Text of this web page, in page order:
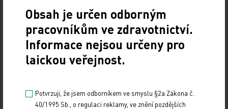
19. světový kongres Controversies in Neurology
(CONy)
10. 3. 2025
19. světový kongres Controversies in Neurology (CONy)
se bude konat v termínu 20.–22. března 2025 v Praze.
Vystavování ePoukazů
Obsah je určen odborným
pracovníkům ve zdravotnictví.
Informace nejsou určeny pro
laickou veřejnost.
Potvrzuji, že jsem odborníkem ve smyslu §2a Zákona č.
40/1995 Sb., o regulaci reklamy, ve znění pozdějších